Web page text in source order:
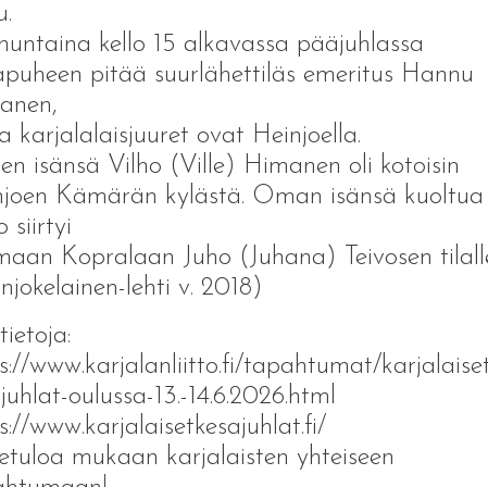
kello 15 alkavassa pääjuhlassa
pitää suurlähettiläs emeritus Hannu
karjalalaisjuuret ovat Heinjoella.
isänsä Vilho (Ville) Himanen oli kotoisin
Kämärän kylästä. Oman isänsä kuoltua
siirtyi
Kopralaan Juho (Juhana) Teivosen
lehti v. 2018)
www.karjalanliitto.fi/tapahtumat/
oulussa-13.-14.6.2026.html
www.karjalaisetkesajuhlat.fi/
mukaan karjalaisten yhteiseen